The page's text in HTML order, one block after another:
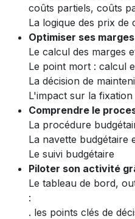
coûts partiels, coûts
La logique des prix de
Optimiser ses
Le calcul des marges
Le point mort : calcul
La décision de
L'impact sur la
Comprendre le
La procédure
La navette budgétaire
Le suivi budgétaire
Piloter son activité
Le tableau de bord,
:
. les points clés de